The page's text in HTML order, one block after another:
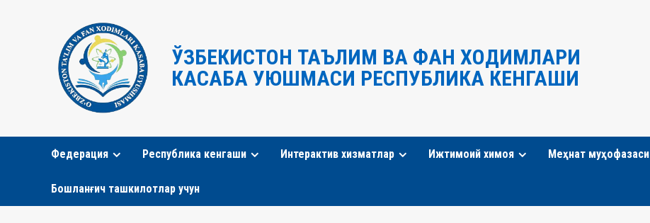
содержимому
ЎЗБЕКИСТОН ТАЪЛИМ ВА ФАН ХОДИМЛАРИ
КАСАБА УЮШМАСИ РЕСПУБЛИКА КЕНГАШИ
Федерация Республика кенгаши Интерактив хизматлар Ижтимоий химоя Меҳнат муҳофазаси
Бошланғич ташкилотлар учун